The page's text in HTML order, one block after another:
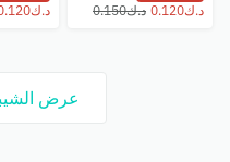
⁦د.ك0.120⁩
عرض